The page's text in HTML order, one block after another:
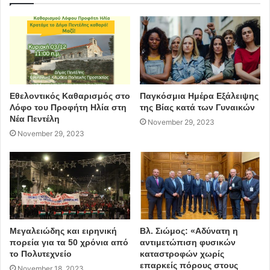
Μπόμπολα προσχολική αγωγή
Δήμος Πεντέλης αίθουσες
Πρόγραμμα Δημόσιων Επενδύσεων
Εθελοντικός Καθαρισμός στο
Λόφο του Προφήτη Ηλία στη
Νέα Πεντέλη
November 29, 2023
Παγκόσμια Ημέρα Εξάλειψης
της Βίας κατά των Γυναικών
November 29, 2023
Μεγαλειώδης και ειρηνική
πορεία για τα 50 χρόνια από
το Πολυτεχνείο
Βλ. Σιώμος: «Αδύνατη η
αντιμετώπιση φυσικών
καταστροφών χωρίς
επαρκείς πόρους στους